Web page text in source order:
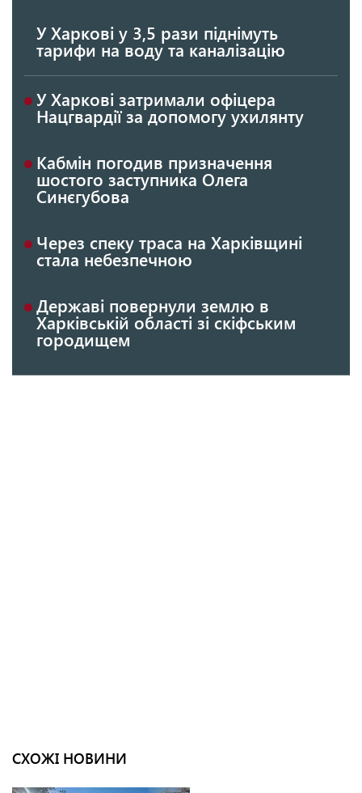
У Харкові у 3,5 рази піднімуть
тарифи на воду та каналізацію
У Харкові затримали офіцера
Нацгвардії за допомогу ухилянту
Кабмін погодив призначення
шостого заступника Олега
Синєгубова
Через спеку траса на Харківщині
стала небезпечною
Державі повернули землю в
Харківській області зі скіфським
городищем
СХОЖІ НОВИНИ